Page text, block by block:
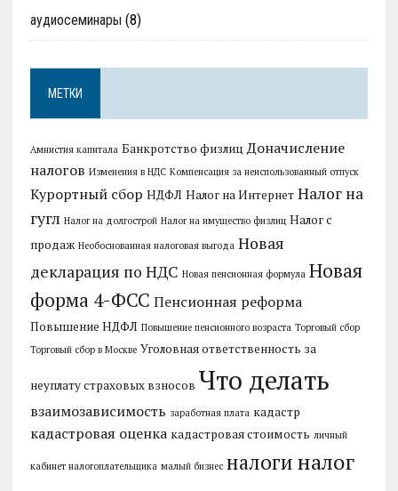
аудиосеминары (8)
МЕТКИ
Амнистия капитала Банкротство физлиц Доначисление
налогов Изменения в НДС Компенсация за неиспользованный отпуск
Курортный сбор НДФЛ Налог на Интернет Налог на
гугл Налог на долгострой Налог на имущество физлиц Налог с
продаж Необоснованная налоговая выгода Новая
декларация по НДС Новая пенсионная формула Новая
форма 4-ФСС Пенсионная реформа
Повышение НДФЛ Повышение пенсионного возраста Торговый сбор
Торговый сбор в Москве Уголовная ответственность за
неуплату страховых взносов Что делать
взаимозависимость заработная плата кадастр
кадастровая оценка кадастровая стоимость личный
кабинет налогоплательщика малый бизнес налоги налог